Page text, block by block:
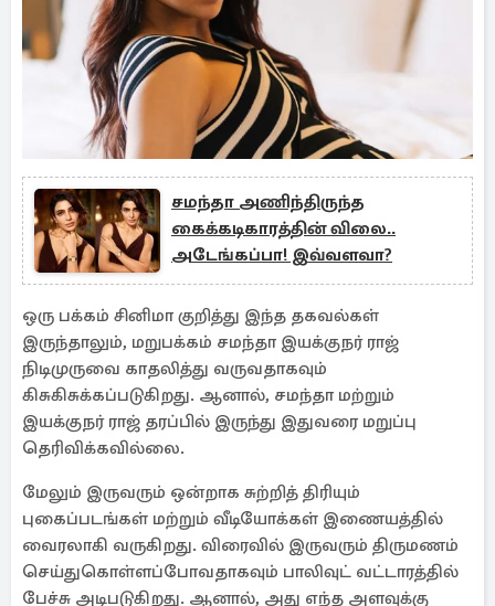
சமந்தா அணிந்திருந்த
கைக்கடிகாரத்தின் விலை..
அடேங்கப்பா! இவ்வளவா?
ஒரு பக்கம் சினிமா குறித்து இந்த தகவல்கள்
இருந்தாலும், மறுபக்கம் சமந்தா இயக்குநர் ராஜ்
நிடிமுருவை காதலித்து வருவதாகவும்
கிசுகிசுக்கப்படுகிறது. ஆனால், சமந்தா மற்றும்
இயக்குநர் ராஜ் தரப்பில் இருந்து இதுவரை மறுப்பு
தெரிவிக்கவில்லை.
மேலும் இருவரும் ஒன்றாக சுற்றித் திரியும்
புகைப்படங்கள் மற்றும் வீடியோக்கள் இணையத்தில்
வைரலாகி வருகிறது. விரைவில் இருவரும் திருமணம்
செய்துகொள்ளப்போவதாகவும் பாலிவுட் வட்டாரத்தில்
பேச்சு அடிபடுகிறது. ஆனால், அது எந்த அளவுக்கு